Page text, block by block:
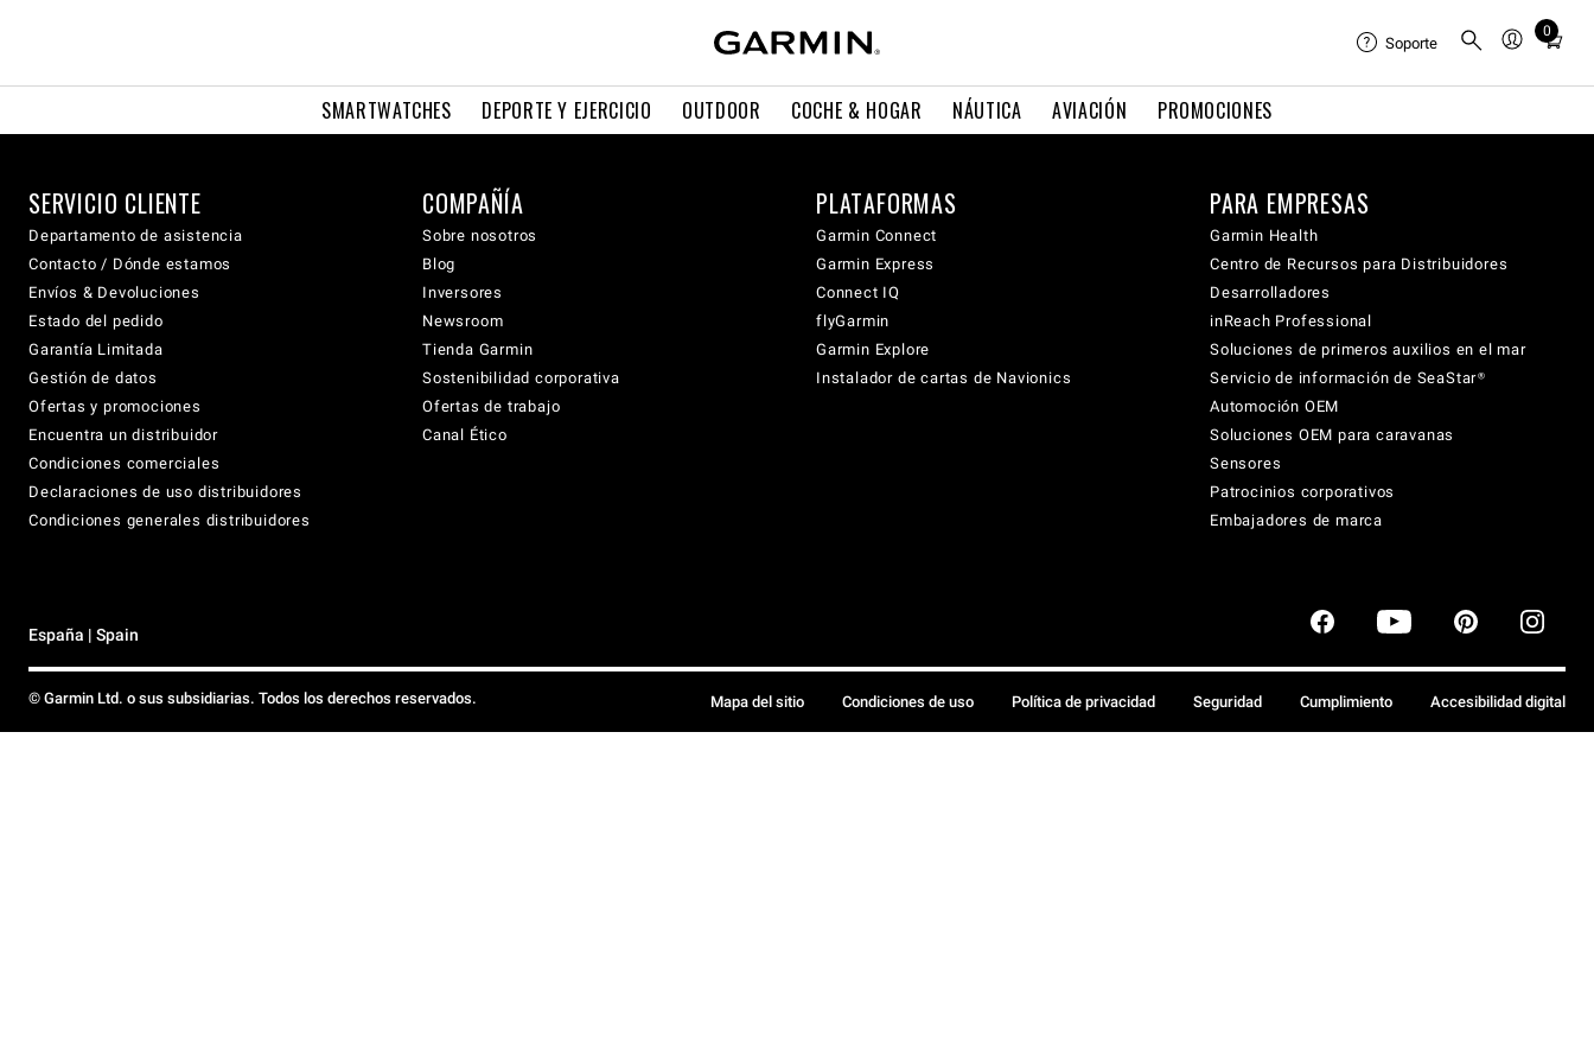
SMARTWATCHES DEPORTE Y EJERCICIO OUTDOOR COCHE & HOGAR NÁUTICA AVIACIÓN PROMOCIONES
Soporte
0
Total
cart:
SERVICIO CLIENTE
Departamento de asistencia
Contacto / Dónde estamos
Envíos & Devoluciones
Estado del pedido
Garantía Limitada
Gestión de datos
Ofertas y promociones
Encuentra un distribuidor
Condiciones comerciales
Declaraciones de uso distribuidores
Condiciones generales distribuidores
COMPAÑÍA
Sobre nosotros
Blog
Inversores
Newsroom
Tienda Garmin
Sostenibilidad corporativa
Ofertas de trabajo
Canal Ético
PLATAFORMAS
Garmin Connect
Garmin Express
Connect IQ
flyGarmin
Garmin Explore
Instalador de cartas de Navionics
PARA EMPRESAS
Garmin Health
Centro de Recursos para Distribuidores
Desarrolladores
inReach Professional
Soluciones de primeros auxilios en el mar
Servicio de información de SeaStar®
Automoción OEM
Soluciones OEM para caravanas
Sensores
Patrocinios corporativos
Embajadores de marca
España | Spain
© Garmin Ltd. o sus subsidiarias. Todos los derechos reservados. Mapa del sitio Condiciones de uso Política de privacidad Seguridad Cumplimiento Accesibilidad digital